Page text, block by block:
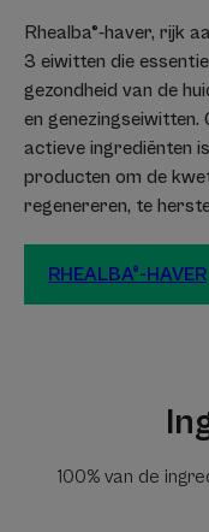
** Reinig de tepels grondig
Rhealba®-haver, rijk
3 eiwitten die
gezondheid van de
en
actieve ingrediënten
producten om de
regenereren, te
RHEALBA®-HAVER
100% van de